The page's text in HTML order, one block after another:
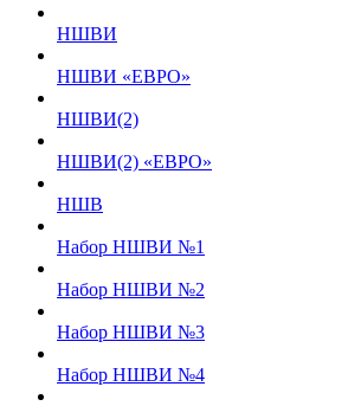
НШВИ
НШВИ «ЕВРО»
НШВИ(2)
НШВИ(2) «ЕВРО»
НШВ
Набор НШВИ №1
Набор НШВИ №2
Набор НШВИ №3
Набор НШВИ №4